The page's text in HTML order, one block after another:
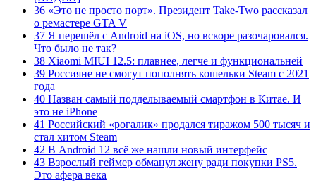
36 «Это не просто порт». Президент Take-Two рассказал
о ремастере GTA V
37 Я перешёл с Android на iOS, но вскоре разочаровался.
Что было не так?
38 Xiaomi MIUI 12.5: плавнее, легче и функциональней
39 Россияне не смогут пополнять кошельки Steam с 2021
года
40 Назван самый подделываемый смартфон в Китае. И
это не iPhone
41 Российский «рогалик» продался тиражом 500 тысяч и
стал хитом Steam
42 В Android 12 всё же нашли новый интерфейс
43 Взрослый геймер обманул жену ради покупки PS5.
Это афера века